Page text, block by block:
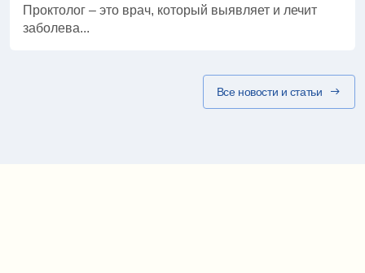
Проктолог – это врач, который выявляет и лечит
заболева...
Все новости и статьи